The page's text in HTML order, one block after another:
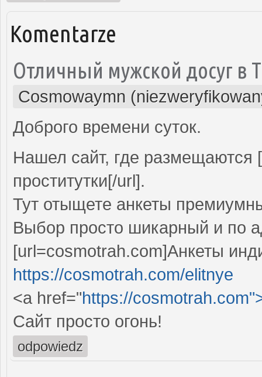
Komentarze
Отличный мужской досуг в
Cosmowaymn
Доброго времени суток.
Нашел сайт, где размещаются
проститутки[/url].
Тут отыщете анкеты
Выбор просто шикарный и по
[url=cosmotrah.com]Анкеты
https://cosmotrah.com/elitnye
<a href="https://
Сайт просто огонь!
odpowiedz